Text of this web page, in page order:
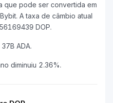
que pode ser convertida em
A taxa de câmbio atual
DOP.
ADA.
diminuiu 2.36%.